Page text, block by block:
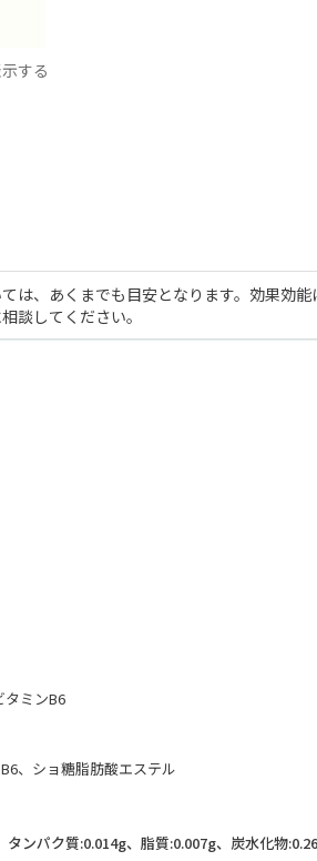
する
は、あくまでも目安となります。効果効
談してください。
ミンB6
、ショ糖脂肪酸エステル
タンパク質:0.014g、脂質:0.007g、炭水化物